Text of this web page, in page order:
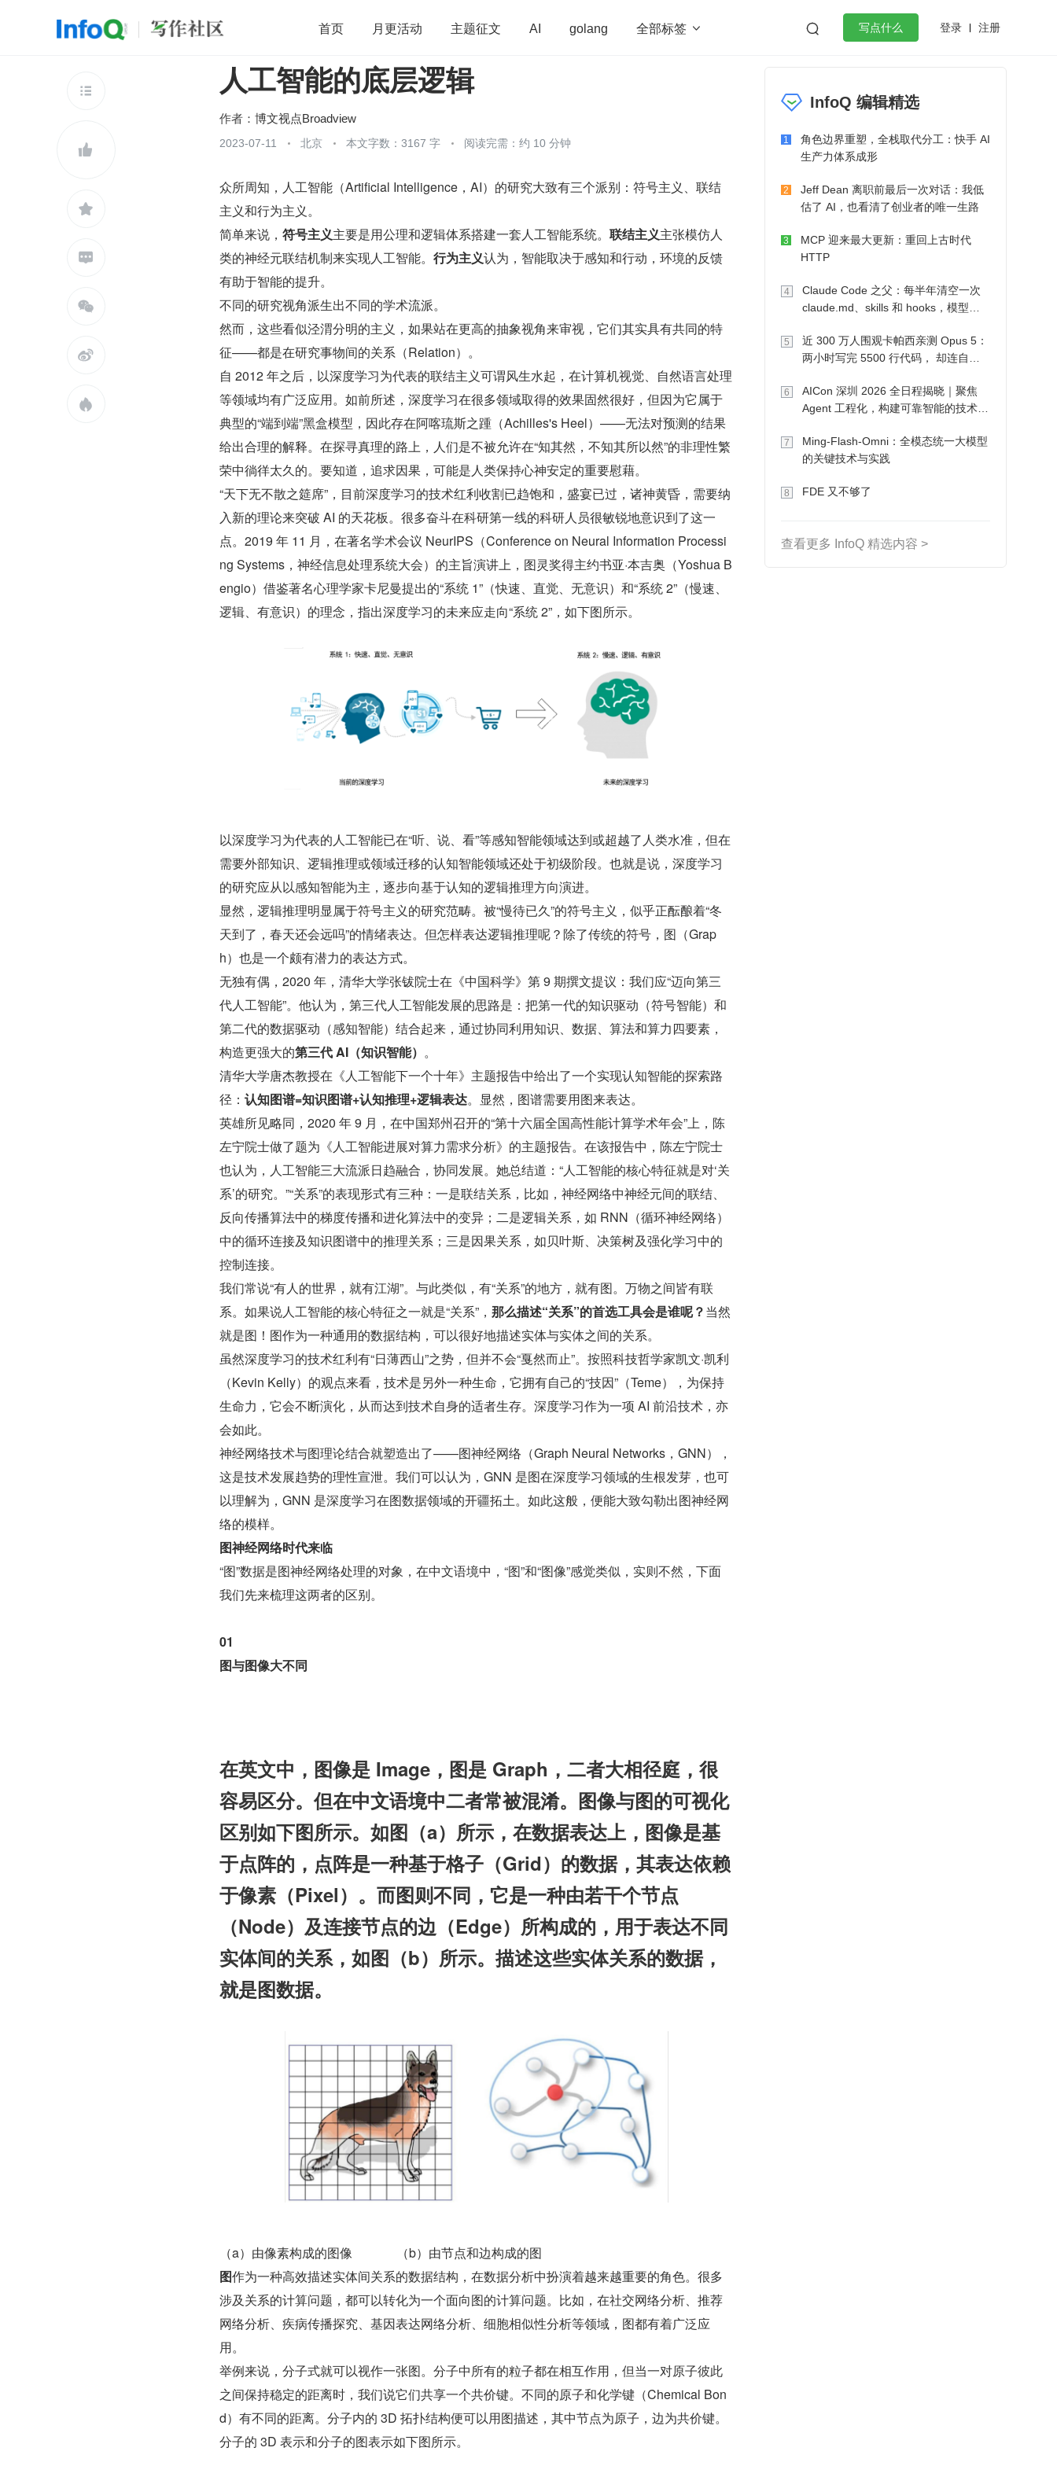
首页 月更活动 主题征文 AI golang 全部标签   写点什么 登录 注册
开源 架构 OpenHarmony 算法
团队管理 微服务架构 flutter
查看更多







人工智能的底层逻辑
作者： 博文视点Broadview
2023-07-11 北京 本文字数：3167 字 阅读完需：约 10 分钟
众所周知，人工智能（Artificial Intelligence，AI）的研究大致有三个派别：符号主义、联结
主义和行为主义。
简单来说， 符号主义主要是用公理和逻辑体系搭建一套人工智能系统。 联结主义主张模仿人
类的神经元联结机制来实现人工智能。 行为主义认为，智能取决于感知和行动，环境的反馈
有助于智能的提升。
不同的研究视角派生出不同的学术流派。
然而，这些看似泾渭分明的主义，如果站在更高的抽象视角来审视，它们其实具有共同的特
征——都是在研究事物间的关系（Relation）。
自 2012 年之后，以深度学习为代表的联结主义可谓风生水起，在计算机视觉、自然语言处理
等领域均有广泛应用。如前所述，深度学习在很多领域取得的效果固然很好，但因为它属于
典型的“端到端”黑盒模型，因此存在阿喀琉斯之踵（Achilles's Heel）——无法对预测的结果
给出合理的解释。在探寻真理的路上，人们是不被允许在“知其然，不知其所以然”的非理性繁
荣中徜徉太久的。要知道，追求因果，可能是人类保持心神安定的重要慰藉。
“天下无不散之筵席”，目前深度学习的技术红利收割已趋饱和，盛宴已过，诸神黄昏，需要纳
入新的理论来突破 AI 的天花板。很多奋斗在科研第一线的科研人员很敏锐地意识到了这一
点。2019 年 11 月，在著名学术会议 NeurIPS（Conference on Neural Information Processi
ng Systems，神经信息处理系统大会）的主旨演讲上，图灵奖得主约书亚·本吉奥（Yoshua B
engio）借鉴著名心理学家卡尼曼提出的“系统 1”（快速、直觉、无意识）和“系统 2”（慢速、
逻辑、有意识）的理念，指出深度学习的未来应走向“系统 2”，如下图所示。
以深度学习为代表的人工智能已在“听、说、看”等感知智能领域达到或超越了人类水准，但在
需要外部知识、逻辑推理或领域迁移的认知智能领域还处于初级阶段。也就是说，深度学习
的研究应从以感知智能为主，逐步向基于认知的逻辑推理方向演进。
显然，逻辑推理明显属于符号主义的研究范畴。被“慢待已久”的符号主义，似乎正酝酿着“冬
天到了，春天还会远吗”的情绪表达。但怎样表达逻辑推理呢？除了传统的符号，图（Grap
h）也是一个颇有潜力的表达方式。
无独有偶，2020 年，清华大学张钹院士在《中国科学》第 9 期撰文提议：我们应“迈向第三
代人工智能”。他认为，第三代人工智能发展的思路是：把第一代的知识驱动（符号智能）和
第二代的数据驱动（感知智能）结合起来，通过协同利用知识、数据、算法和算力四要素，
构造更强大的第三代 AI（知识智能） 。
清华大学唐杰教授在《人工智能下一个十年》主题报告中给出了一个实现认知智能的探索路
径： 认知图谱=知识图谱+认知推理+逻辑表达。显然，图谱需要用图来表达。
英雄所见略同，2020 年 9 月，在中国郑州召开的“第十六届全国高性能计算学术年会”上，陈
左宁院士做了题为《人工智能进展对算力需求分析》的主题报告。在该报告中，陈左宁院士
也认为，人工智能三大流派日趋融合，协同发展。她总结道：“人工智能的核心特征就是对‘关
系’的研究。”“关系”的表现形式有三种：一是联结关系，比如，神经网络中神经元间的联结、
反向传播算法中的梯度传播和进化算法中的变异；二是逻辑关系，如 RNN（循环神经网络）
中的循环连接及知识图谱中的推理关系；三是因果关系，如贝叶斯、决策树及强化学习中的
控制连接。
我们常说“有人的世界，就有江湖”。与此类似，有“关系”的地方，就有图。万物之间皆有联
系。如果说人工智能的核心特征之一就是“关系”， 那么描述“关系”的首选工具会是谁呢？当然
就是图！图作为一种通用的数据结构，可以很好地描述实体与实体之间的关系。
虽然深度学习的技术红利有“日薄西山”之势，但并不会“戛然而止”。按照科技哲学家凯文·凯利
（Kevin Kelly）的观点来看，技术是另外一种生命，它拥有自己的“技因”（Teme），为保持
生命力，它会不断演化，从而达到技术自身的适者生存。深度学习作为一项 AI 前沿技术，亦
会如此。
神经网络技术与图理论结合就塑造出了——图神经网络（Graph Neural Networks，GNN），
这是技术发展趋势的理性宣泄。我们可以认为，GNN 是图在深度学习领域的生根发芽，也可
以理解为，GNN 是深度学习在图数据领域的开疆拓土。如此这般，便能大致勾勒出图神经网
络的模样。
图神经网络时代来临
“图”数据是图神经网络处理的对象，在中文语境中，“图”和“图像”感觉类似，实则不然，下面
我们先来梳理这两者的区别。
01
图与图像大不同
在英文中，图像是 Image，图是 Graph，二者大相径庭，很
容易区分。但在中文语境中二者常被混淆。图像与图的可视化
区别如下图所示。如图（a）所示，在数据表达上，图像是基
于点阵的，点阵是一种基于格子（Grid）的数据，其表达依赖
于像素（Pixel）。而图则不同，它是一种由若干个节点
（Node）及连接节点的边（Edge）所构成的，用于表达不同
实体间的关系，如图（b）所示。描述这些实体关系的数据，
就是图数据。
（a）由像素构成的图像              （b）由节点和边构成的图
图作为一种高效描述实体间关系的数据结构，在数据分析中扮演着越来越重要的角色。很多
涉及关系的计算问题，都可以转化为一个面向图的计算问题。比如，在社交网络分析、推荐
网络分析、疾病传播探究、基因表达网络分析、细胞相似性分析等领域，图都有着广泛应
用。
举例来说，分子式就可以视作一张图。分子中所有的粒子都在相互作用，但当一对原子彼此
之间保持稳定的距离时，我们说它们共享一个共价键。不同的原子和化学键（Chemical Bon
d）有不同的距离。分子内的 3D 拓扑结构便可以用图描述，其中节点为原子，边为共价键。
分子的 3D 表示和分子的图表示如下图所示。
InfoQ 编辑精选
1
角色边界重塑，全栈取代分工：快手 AI
生产力体系成形
2
Jeff Dean 离职前最后一次对话：我低
估了 AI，也看清了创业者的唯一生路
3
MCP 迎来最大更新：重回上古时代
HTTP
4
Claude Code 之父：每半年清空一次
claude.md、skills 和 hooks，模型自
5
近 300 万人围观卡帕西亲测 Opus 5：
两小时写完 5500 行代码， 却连自己
6
AICon 深圳 2026 全日程揭晓｜聚焦
Agent 工程化，构建可靠智能的技术路
7
Ming-Flash-Omni：全模态统一大模型
的关键技术与实践
8 FDE 又不够了
查看更多 InfoQ 精选内容 >